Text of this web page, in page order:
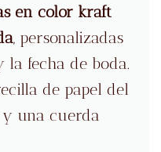
en color kraft
, personalizadas
la fecha de boda.
de papel del
y una cuerda